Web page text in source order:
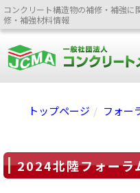
コンクリート構造物の補修・補強
修・補強材料情報
トップページ フォー
2024北陸フォーラ